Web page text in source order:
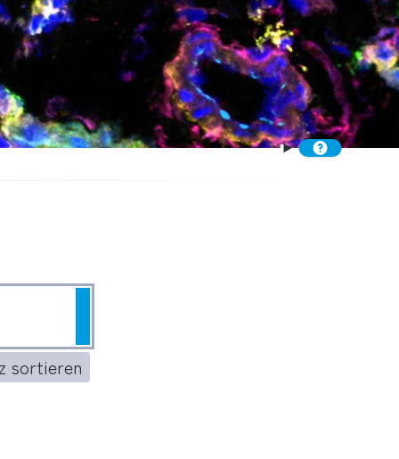
sortieren